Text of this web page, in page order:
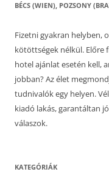
BÉCS (WIEN), POZSONY
Fizetni gyakran helyben,
kötöttségek nélkül. Előre
hotel ajánlat esetén kell,
jobban? Az élet
tudnivalók egy helyen.
kiadó lakás, garantáltan
válaszok.
KATEGÓRIÁK